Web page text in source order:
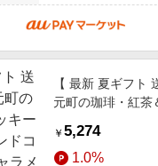
【 最新 夏ギフト
元町の珈琲・紅茶
ャラメルクッキー
ブ
￥ 5,274
1.0%